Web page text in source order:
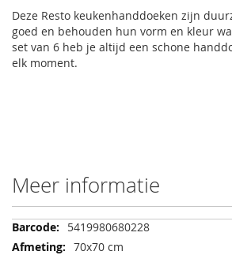
Deze Resto keukenhanddoeken zijn
goed en behouden hun vorm en kleur
set van 6 heb je altijd een schone
elk moment.
Meer informatie
Meer
informatie
5419980680228
70x70 cm